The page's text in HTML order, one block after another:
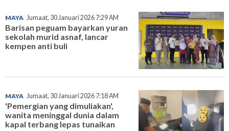
MAYA Jumaat, 30 Januari 2026 7:29 AM
Barisan peguam bayarkan yuran
sekolah murid asnaf, lancar
kempen anti buli
MAYA Jumaat, 30 Januari 2026 7:18 AM
'Pemergian yang dimuliakan',
wanita meninggal dunia dalam
kapal terbang lepas tunaikan